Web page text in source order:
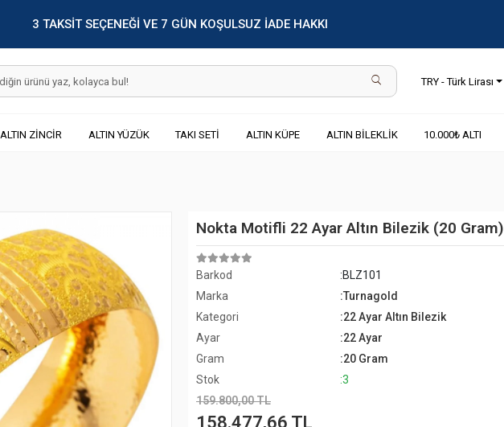
3 TAKSİT SEÇENEĞİ VE 7 GÜN KOŞULSUZ İADE HAKKI
TRY - Türk Lirası
ALTIN ZİNCİR ALTIN YÜZÜK TAKI SETİ ALTIN KÜPE ALTIN BİLEKLİK 10.000₺ ALTI
Nokta Motifli 22 Ayar Altın Bilezik (20 Gram)
Barkod
:BLZ101
Marka
:Turnagold
Kategori
:22 Ayar Altın Bilezik
Ayar
:22 Ayar
Gram
:20 Gram
Stok
:3
159.800,00 TL
158.477,66 TL